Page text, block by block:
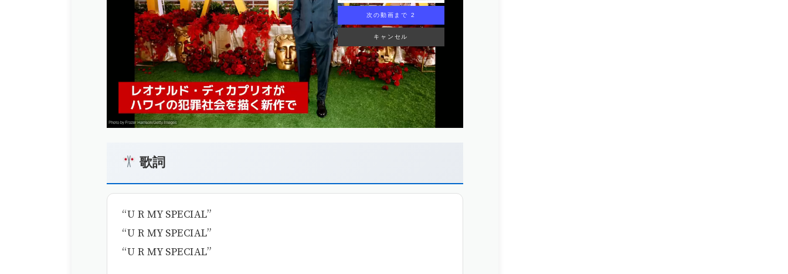
次の動画まで 1
キャンセル
歌詞
“U R MY SPECIAL”
“U R MY SPECIAL”
“U R MY SPECIAL”